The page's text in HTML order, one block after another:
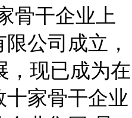
骨干企业上
公司成立，
，现已成为在
家骨干企业